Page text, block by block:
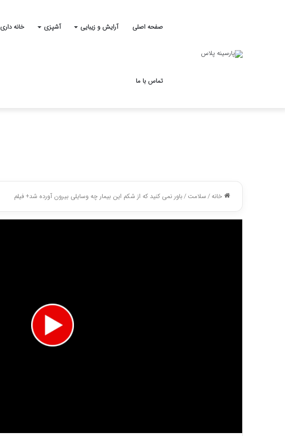
صفحه اصلی آرایش و زیبایی آشپزی خانه داری
تماس با ما
خانه/سلامت/باور نمی کنید که از شکم این بیمار چه وسایلی بیرون آورده شد+ فیلم